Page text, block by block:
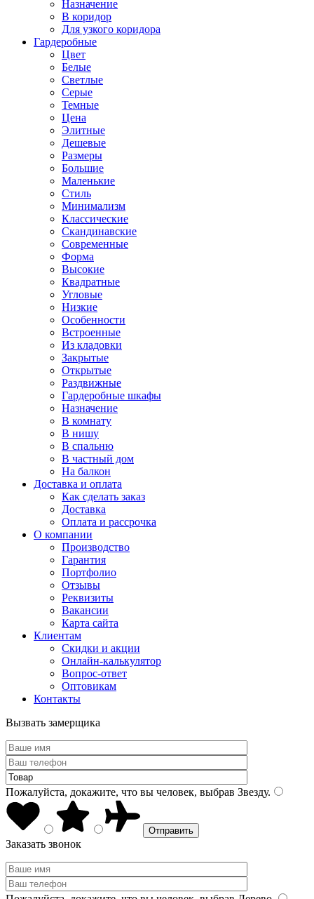
Назначение
В коридор
Для узкого коридора
Гардеробные
Цвет
Белые
Светлые
Серые
Темные
Цена
Элитные
Дешевые
Размеры
Большие
Маленькие
Стиль
Минимализм
Классические
Скандинавские
Современные
Форма
Высокие
Квадратные
Угловые
Низкие
Особенности
Встроенные
Из кладовки
Закрытые
Открытые
Раздвижные
Гардеробные шкафы
Назначение
В комнату
В нишу
В спальню
В частный дом
На балкон
Доставка и оплата
Как сделать заказ
Доставка
Оплата и рассрочка
О компании
Производство
Гарантия
Портфолио
Отзывы
Реквизиты
Вакансии
Карта сайта
Клиентам
Скидки и акции
Онлайн-калькулятор
Вопрос-ответ
Оптовикам
Контакты
Вызвать замерщика
Пожалуйста, докажите, что вы человек, выбрав Звезду.
Заказать звонок